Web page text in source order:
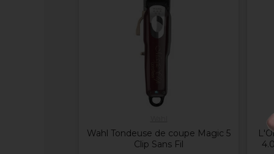
Wahl Tondeuse de coupe Magic 5
Clip Sans Fil